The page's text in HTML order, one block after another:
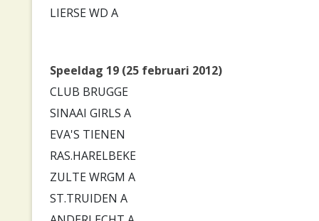
LIERSE WD A
Speeldag 19 (25 februari 2012)
CLUB BRUGGE
SINAAI GIRLS A
EVA'S TIENEN
RAS.HARELBEKE
ZULTE WRGM A
ST.TRUIDEN A